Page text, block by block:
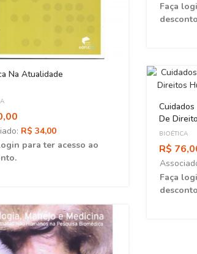
Na Atualidade
R$ 34,00
para ter acesso ao
Faça
De
Cidadania
BIOÉTICA
R$
Faça